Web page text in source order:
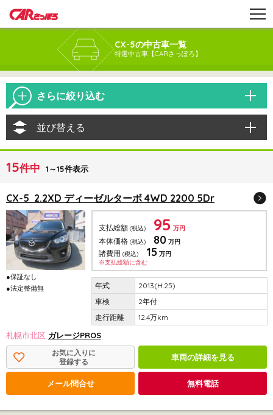
CX-5の中古車一覧
特選中古車【CARさっぽろ】
さらに絞り込む
並び替える
15件中 1～15件表示
CX-5 2.2XD ディーゼルターボ 4WD 2200 5Dr
●保証なし
●法定整備無
支払総額 (税込) 95 万円
本体価格 (税込) 80 万円
諸費用 (税込) 15 万円
※支払総額に含む
2013(H.25)
2年付
12.4万km
札幌市北区 ガレージPROS
お気に入りに
登録する
車両の詳細を見る
メール問合せ 無料電話